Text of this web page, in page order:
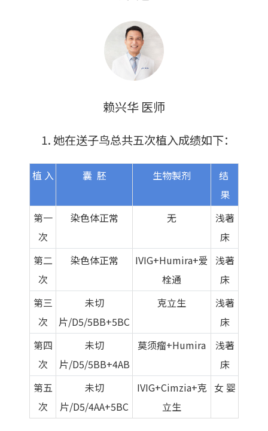
赖兴华 医师
她在送子鸟总共五次植入成绩如下：
植 入 囊 胚 生物製剂
结
果
第一
次
染色体正常 无
浅著
床
第二
次
染色体正常
IVIG+Humira+爱
栓通
浅著
床
第三
次
未切
片/D5/5BB+5BC
克立生
浅著
床
第四
次
未切
片/D5/5BB+4AB
莫须瘤+Humira
浅著
床
第五
次
未切
片/D5/4AA+5BC
IVIG+Cimzia+克
立生
女 婴